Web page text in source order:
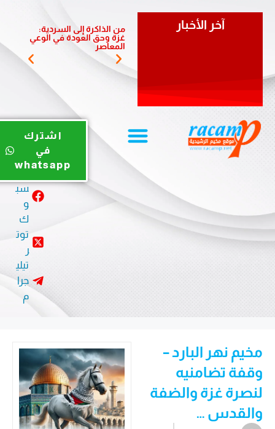
آخر الأخبار
من الذاكرة إلى السردية:
غزة وحق العودة في الوعي
المعاصر
يو
ب
سب
و
توت
ر
تيلي
جرا
م
اشترك
في
whatsapp
مخيم نهر البارد –
وقفة تضامنيه
لنصرة غزة والضفة
والقدس …